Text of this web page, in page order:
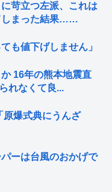
苛立つ左派、これは
しまった結果……
も値下げしません」
16年の熊本地震直
れなくて良...
原爆式典にうんざ
ーは台風のおかげで